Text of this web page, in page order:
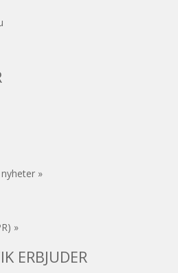
»
»
ERBJUDER